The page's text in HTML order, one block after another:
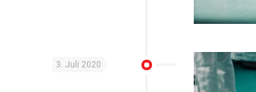
3. Juli 2020